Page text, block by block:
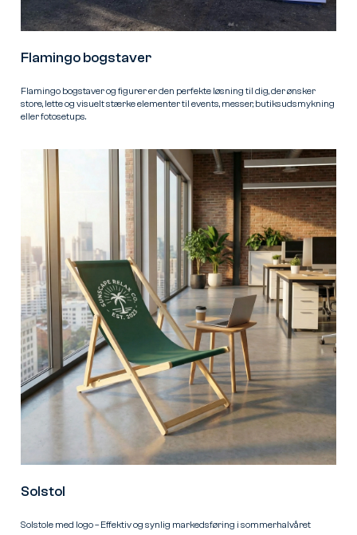
Flamingo bogstaver
Flamingo bogstaver og figurer er den perfekte løsning til dig, der ønsker
store, lette og visuelt stærke elementer til events, messer, butiksudsmykning
eller fotosetups.
Solstol
Solstole med logo – Effektiv og synlig markedsføring i sommerhalvåret